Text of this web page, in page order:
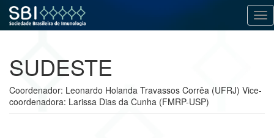
o
conteúdo
SUDESTE
Coordenador: Leonardo Holanda Travassos Corrêa (UFRJ) Vice-
coordenadora: Larissa Dias da Cunha (FMRP-USP)